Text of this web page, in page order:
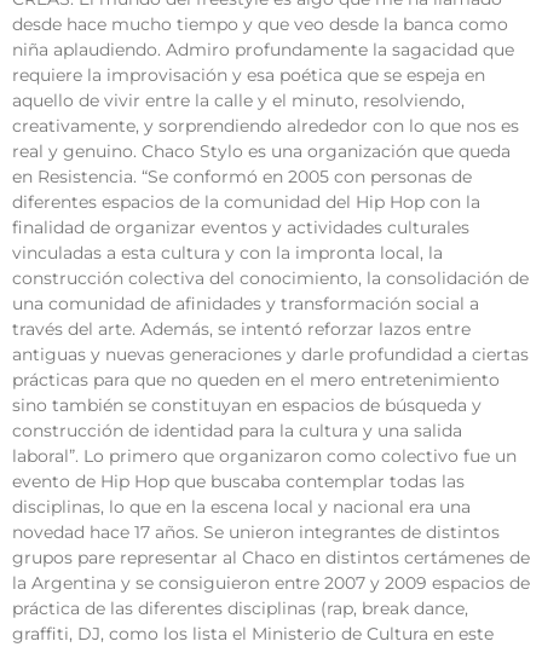
desde hace mucho tiempo y que veo desde la banca como
niña aplaudiendo. Admiro profundamente la sagacidad que
requiere la improvisación y esa poética que se espeja en
aquello de vivir entre la calle y el minuto, resolviendo,
creativamente, y sorprendiendo alrededor con lo que nos es
real y genuino. Chaco Stylo es una organización que queda
en Resistencia. “Se conformó en 2005 con personas de
diferentes espacios de la comunidad del Hip Hop con la
finalidad de organizar eventos y actividades culturales
vinculadas a esta cultura y con la impronta local, la
construcción colectiva del conocimiento, la consolidación de
una comunidad de afinidades y transformación social a
través del arte. Además, se intentó reforzar lazos entre
antiguas y nuevas generaciones y darle profundidad a ciertas
prácticas para que no queden en el mero entretenimiento
sino también se constituyan en espacios de búsqueda y
construcción de identidad para la cultura y una salida
laboral”. Lo primero que organizaron como colectivo fue un
evento de Hip Hop que buscaba contemplar todas las
disciplinas, lo que en la escena local y nacional era una
novedad hace 17 años. Se unieron integrantes de distintos
grupos pare representar al Chaco en distintos certámenes de
la Argentina y se consiguieron entre 2007 y 2009 espacios de
práctica de las diferentes disciplinas (rap, break dance,
graffiti, DJ, como los lista el Ministerio de Cultura en este